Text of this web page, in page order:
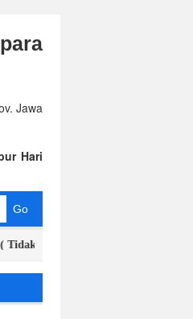
Jawa
Hari
Toko Offline) Terdapat